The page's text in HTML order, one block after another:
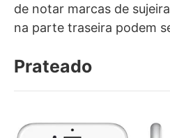
de notar marcas de
na parte traseira podem
Prateado